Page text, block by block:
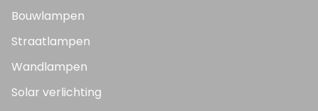
Bouwlampen
Straatlampen
Wandlampen
Solar verlichting